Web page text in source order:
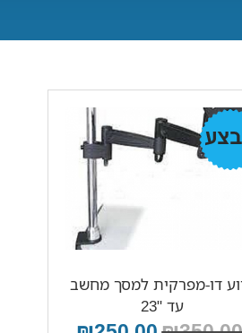
דו-מפרקית למסך מחשב
עד "23